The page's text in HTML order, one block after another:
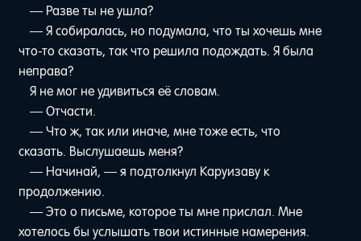
— Разве ты не ушла?
— Я собиралась, но подумала, что ты хочешь мне
что-то сказать, так что решила подождать. Я была
неправа?
Я не мог не удивиться её словам.
— Отчасти.
— Что ж, так или иначе, мне тоже есть, что
сказать. Выслушаешь меня?
— Начинай, — я подтолкнул Каруизаву к
продолжению.
— Это о письме, которое ты мне прислал. Мне
хотелось бы услышать твои истинные намерения.